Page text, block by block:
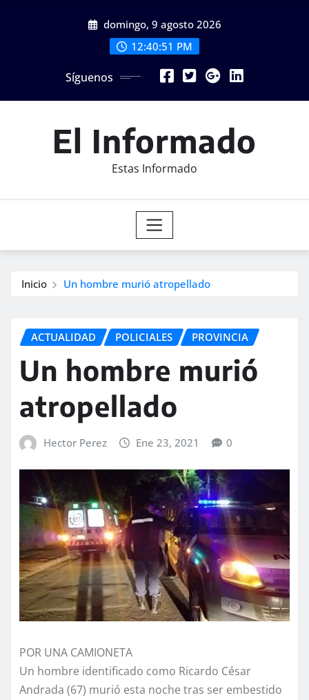
domingo, 9 agosto 2026
12:40:52 PM
Síguenos
El Informado
Estas Informado
Inicio Un hombre murió atropellado
ACTUALIDAD POLICIALES PROVINCIA
Un hombre murió
atropellado
Hector Perez Ene 23, 2021 0
POR UNA CAMIONETA
Un hombre identificado como Ricardo César
Andrada (67) murió esta noche tras ser embestido